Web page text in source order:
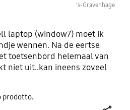
's-Gravenhage
laptop (window7) moet ik
wennen. Na de eertse
toetsenbord helemaal van
niet uit..kan ineens zoveel
helemaal uit mijn
verder ontdekken.
prodotto.